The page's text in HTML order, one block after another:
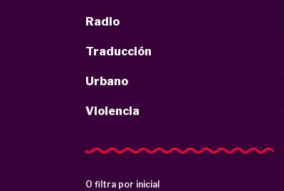
Radio
Traducción
Urbano
Violencia
O filtra por inicial